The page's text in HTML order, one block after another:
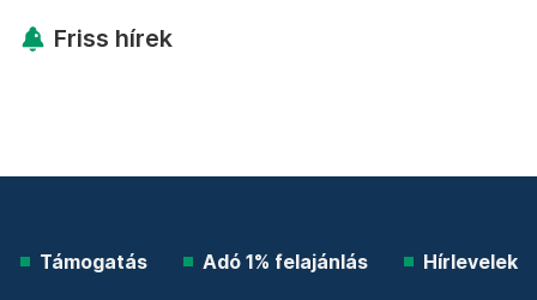
Friss hírek
Támogatás Adó 1% felajánlás Hírlevelek